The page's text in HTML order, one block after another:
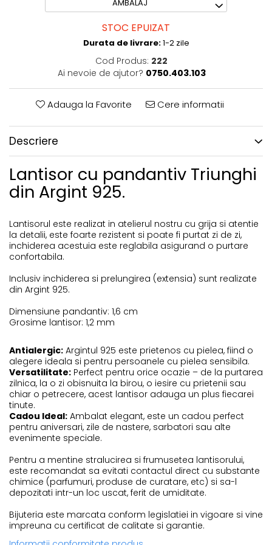
LĂNȚIȘOARE ARGINT
Lănțișoare cu Inimioare
Lănțișoare cu Cruce
Lănțișoare cu Stea
Lănțișoare cu Soare
Lănțișoare cu Zodii
Lănțișoare cu Animale
Lănțișoare cu Pietre Naturale
Lănțișoare Argint Diverse
COLIERE CU PERLE
Coliere cu Perle Preciosa
COLIERE ȘNUR REGLABIL
Coliere cu Inimioare
Coliere cu Cruce
Coliere cu Stea
Coliere cu Soare
Coliere cu Zodii
Coliere cu Flori
Coliere cu Molecule
AMBALAJ
STOC EPUIZAT
Durata de livrare:1-2 zile
Cod Produs: 222
Ai nevoie de ajutor? 0750.403.103
Adauga la Favorite Cere informatii
Descriere
Lantisor cu pandantiv Triunghi
din Argint 925.
Lantisorul este realizat in atelierul nostru cu grija si atentie
la detalii, este foarte rezistent si poate fi purtat zi de zi,
inchiderea acestuia este reglabila asigurand o purtare
confortabila.
Inclusiv inchiderea si prelungirea (extensia) sunt realizate
din Argint 925.
Dimensiune pandantiv: 1,6 cm
Grosime lantisor: 1,2 mm
Antialergic: Argintul 925 este prietenos cu pielea, fiind o
alegere ideala si pentru persoanele cu pielea sensibila.
Versatilitate: Perfect pentru orice ocazie – de la purtarea
zilnica, la o zi obisnuita la birou, o iesire cu prietenii sau
chiar o petrecere, acest lantisor adauga un plus fiecarei
tinute.
Cadou Ideal: Ambalat elegant, este un cadou perfect
pentru aniversari, zile de nastere, sarbatori sau alte
evenimente speciale.
Pentru a mentine stralucirea si frumusetea lantisorului,
este recomandat sa evitati contactul direct cu substante
chimice (parfumuri, produse de curatare, etc) si sa-l
depozitati intr-un loc uscat, ferit de umiditate.
Bijuteria este marcata conform legislatiei in vigoare si vine
impreuna cu certificat de calitate si garantie.